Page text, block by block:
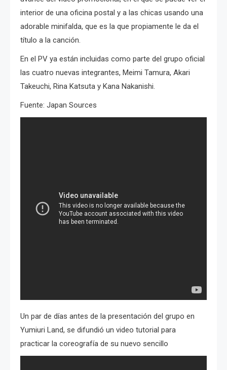
interior de una oficina postal y a las chicas usando una
adorable minifalda, que es la que propiamente le da el
título a la canción.
En el PV ya están incluidas como parte del grupo oficial
las cuatro nuevas integrantes, Meimi Tamura, Akari
Takeuchi, Rina Katsuta y Kana Nakanishi.
Fuente: Japan Sources
Un par de días antes de la presentación del grupo en
Yumiuri Land, se difundió un video tutorial para
practicar la coreografía de su nuevo sencillo